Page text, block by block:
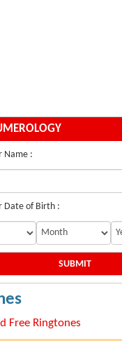
Name :
Date of Birth :
Free Ringtones